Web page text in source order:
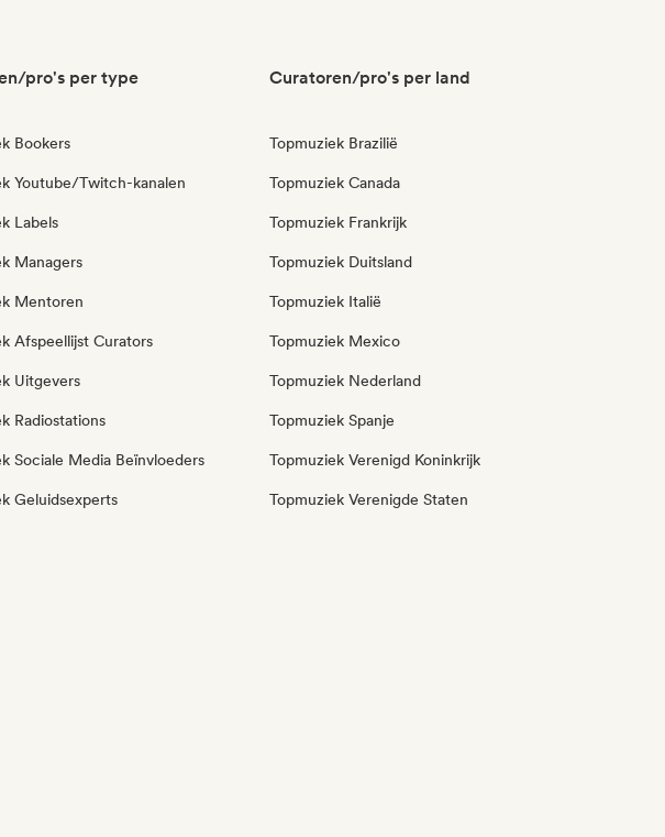
pro's per type
Bookers
Youtube/Twitch-kanalen
Labels
Managers
Mentoren
Afspeellijst Curators
Uitgevers
Radiostations
Sociale Media Beïnvloeders
Geluidsexperts
Curatoren/pro's per land
Topmuziek Brazilië
Topmuziek Canada
Topmuziek Frankrijk
Topmuziek Duitsland
Topmuziek Italië
Topmuziek Mexico
Topmuziek Nederland
Topmuziek Spanje
Topmuziek Verenigd Koninkrijk
Topmuziek Verenigde Staten